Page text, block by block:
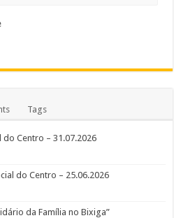
Tags
do Centro – 31.07.2026
do Centro – 25.06.2026
da Família no Bixiga”